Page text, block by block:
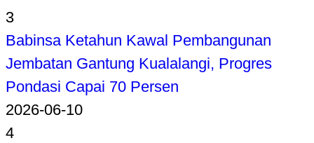
3
Babinsa Ketahun Kawal Pembangunan
Jembatan Gantung Kualalangi, Progres
Pondasi Capai 70 Persen
2026-06-10
4